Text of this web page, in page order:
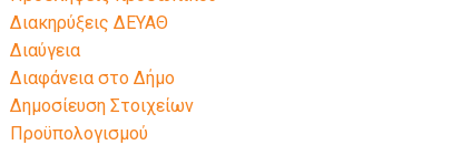
Διακηρύξεις ΔΕΥΑΘ
Διαύγεια
Διαφάνεια στο Δήμο
Δημοσίευση Στοιχείων
Προϋπολογισμού